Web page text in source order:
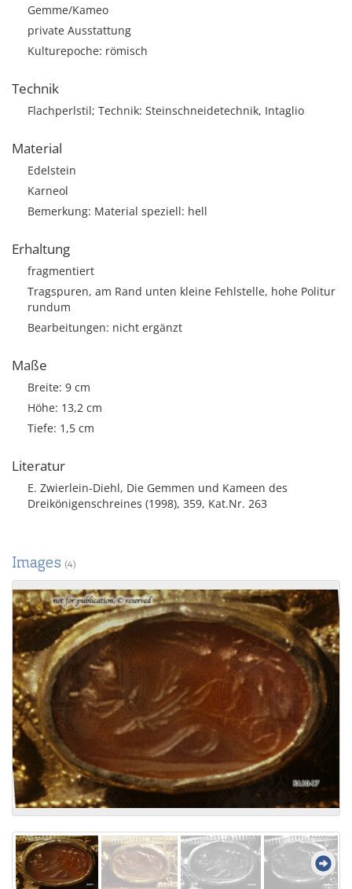
Gemme/Kameo
private Ausstattung
Kulturepoche: römisch
Technik
Flachperlstil; Technik: Steinschneidetechnik, Intaglio
Material
Edelstein
Karneol
Bemerkung: Material speziell: hell
Erhaltung
fragmentiert
Tragspuren, am Rand unten kleine Fehlstelle, hohe Politur
rundum
Bearbeitungen: nicht ergänzt
Maße
Breite: 9 cm
Höhe: 13,2 cm
Tiefe: 1,5 cm
Literatur
E. Zwierlein-Diehl, Die Gemmen und Kameen des
Dreikönigenschreines (1998), 359, Kat.Nr. 263
Images (4)